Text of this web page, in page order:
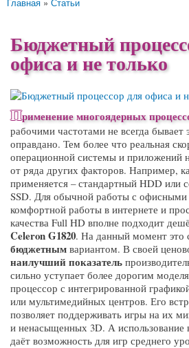
Вы здесь
Бюджетный
офиса и не только
Применение многоядерных
рабочими частотами не всегда бывает
оправдано. Тем более что реальная
операционной системы и приложений
от ряда других факторов. Например,
применяется – стандартный HDD или
SSD. Для обычной работы с
комфортной работы в интернете и
качества Full HD вполне подходит
Celeron G1820. На данный момент это
бюджетным вариантом. В своей
наилучший показатель
сильно уступает более дорогим
процессор с интегрированной
или мультимедийных центров. Его
позволяет поддерживать игры на их
и ненасыщенных 3D. А использование
даёт возможность для игр среднего